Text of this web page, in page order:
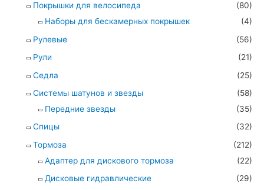
Покрышки для велосипеда
(80)
Наборы для бескамерных покрышек
(4)
Рулевые
(56)
Рули
(21)
Седла
(25)
Системы шатунов и звезды
(58)
Передние звезды
(35)
Спицы
(32)
Тормоза
(212)
Адаптер для дискового тормоза
(22)
Дисковые гидравлические
(29)